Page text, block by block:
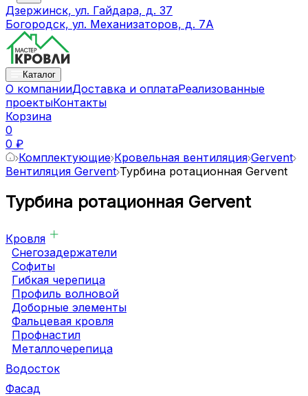
Дзержинск, ул. Гайдара, д. 37
Богородск, ул. Механизаторов, д. 7А
Каталог
О компанииДоставка и оплатаРеализованные
проектыКонтакты
Корзина
0
0 ₽
Комплектующие Кровельная вентиляция Gervent
Вентиляция Gervent Турбина ротационная Gervent
Турбина ротационная Gervent
Кровля
Снегозадержатели
Софиты
Гибкая черепица
Профиль волновой
Доборные элементы
Фальцевая кровля
Профнастил
Металлочерепица
Водосток
Фасад